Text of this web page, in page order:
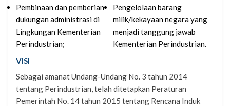
Pembinaan dan pemberian
dukungan administrasi di
Lingkungan Kementerian
Perindustrian;
Pengelolaan barang
milik/kekayaan negara yang
menjadi tanggung jawab
Kementerian Perindustrian.
VISI
Sebagai amanat Undang-Undang No. 3 tahun 2014
tentang Perindustrian, telah ditetapkan Peraturan
Pemerintah No. 14 tahun 2015 tentang Rencana Induk